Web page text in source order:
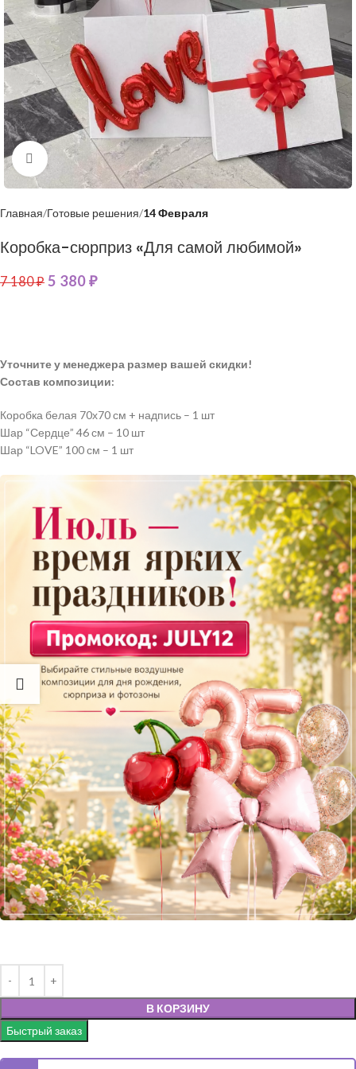
Нажмите, чтобы увеличить
Главная Готовые решения 14 Февраля
Коробка-сюрприз «Для самой любимой»
7 180₽ 5 380₽
Уточните у менеджера размер вашей скидки!
Состав композиции:
Коробка белая 70х70 см + надпись – 1 шт
Шар “Сердце” 46 см – 10 шт
Шар “LOVE” 100 см – 1 шт
В КОРЗИНУ
Быстрый заказ